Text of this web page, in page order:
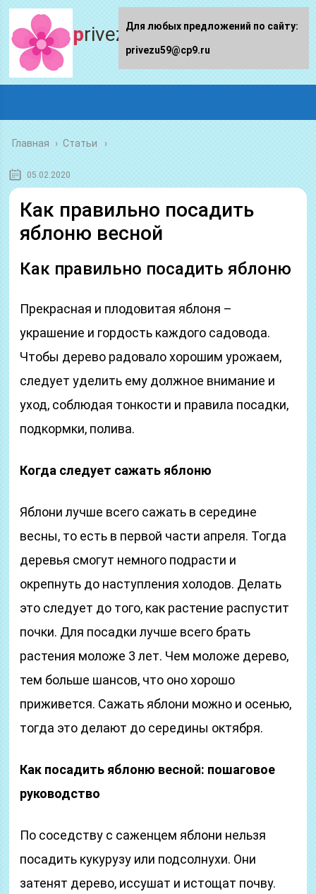
privezu59.ru
Главная › Статьи
05.02.2020
Как правильно посадить
яблоню весной
Как правильно посадить яблоню
Прекрасная и плодовитая яблоня –
украшение и гордость каждого садовода.
Чтобы дерево радовало хорошим урожаем,
следует уделить ему должное внимание и
уход, соблюдая тонкости и правила посадки,
подкормки, полива.
Когда следует сажать яблоню
Яблони лучше всего сажать в середине
весны, то есть в первой части апреля. Тогда
деревья смогут немного подрасти и
окрепнуть до наступления холодов. Делать
это следует до того, как растение распустит
почки. Для посадки лучше всего брать
растения моложе 3 лет. Чем моложе дерево,
тем больше шансов, что оно хорошо
приживется. Сажать яблони можно и осенью,
тогда это делают до середины октября.
Как посадить яблоню весной: пошаговое
руководство
По соседству с саженцем яблони нельзя
посадить кукурузу или подсолнухи. Они
затенят дерево, иссушат и истощат почву.
Для любых предложений по сайту:
privezu59@cp9.ru